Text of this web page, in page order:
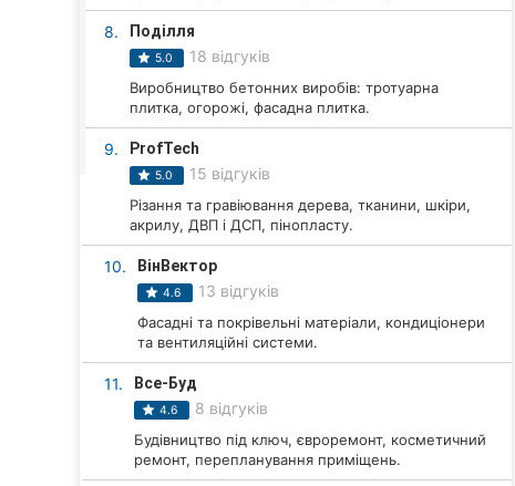
Миколаїв
Івано-Франківськ
8. Поділля
5.0 18 відгуків
Виробництво бетонних виробів: тротуарна
плитка, огорожі, фасадна плитка.
9. ProfTech
5.0 15 відгуків
Різання та гравіювання дерева, тканини, шкіри,
акрилу, ДВП і ДСП, пінопласту.
10. ВінВектор
4.6 13 відгуків
Фасадні та покрівельні матеріали, кондиціонери
та вентиляційні системи.
11. Все-Буд
4.6 8 відгуків
Будівництво під ключ, євроремонт, косметичний
ремонт, перепланування приміщень.